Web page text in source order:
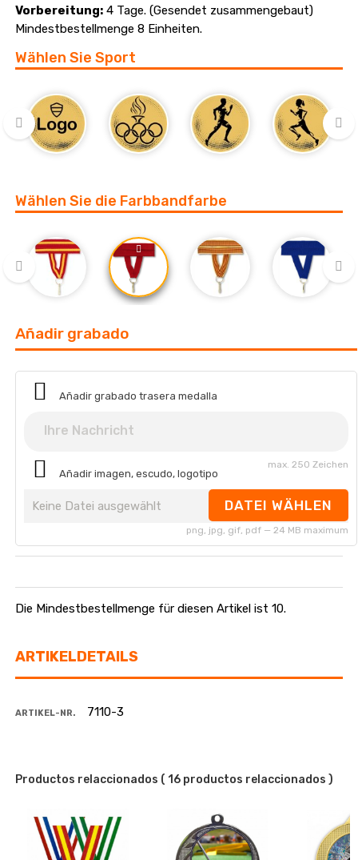
Vorbereitung: 4 Tage. (Gesendet zusammengebaut)
Mindestbestellmenge 8 Einheiten.
Wählen Sie Sport
Wählen Sie die Farbbandfarbe
Die Mindestbestellmenge für diesen Artikel ist 10.
Añadir grabado
Añadir grabado trasera medalla
max. 250 Zeichen
Añadir imagen, escudo, logotipo
Keine Datei ausgewählt DATEI WÄHLEN
png, jpg, gif, pdf — 24 MB maximum
ARTIKELDETAILS
ARTIKEL-NR. 7110-3
Productos relaccionados ( 16 productos relaccionados )